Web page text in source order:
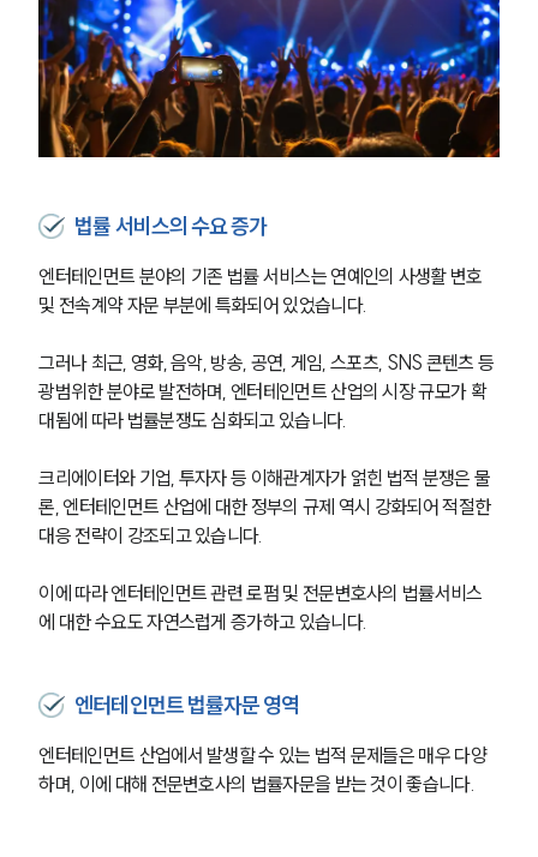
법률 서비스의 수요 증가
엔터테인먼트 분야의 기존 법률 서비스는 연예인의 사생활 변호
및 전속계약 자문 부분에 특화되어 있었습니다.
그러나 최근, 영화, 음악, 방송, 공연, 게임, 스포츠, SNS 콘텐츠 등
광범위한 분야로 발전하며, 엔터테인먼트 산업의 시장 규모가 확
대됨에 따라 법률분쟁도 심화되고 있습니다.
크리에이터와 기업, 투자자 등 이해관계자가 얽힌 법적 분쟁은 물
론, 엔터테인먼트 산업에 대한 정부의 규제 역시 강화되어 적절한
대응 전략이 강조되고 있습니다.
이에 따라 엔터테인먼트 관련 로펌 및 전문변호사의 법률서비스
에 대한 수요도 자연스럽게 증가하고 있습니다.
엔터테인먼트 법률자문 영역
엔터테인먼트 산업에서 발생할 수 있는 법적 문제들은 매우 다양
하며, 이에 대해 전문변호사의 법률자문을 받는 것이 좋습니다.